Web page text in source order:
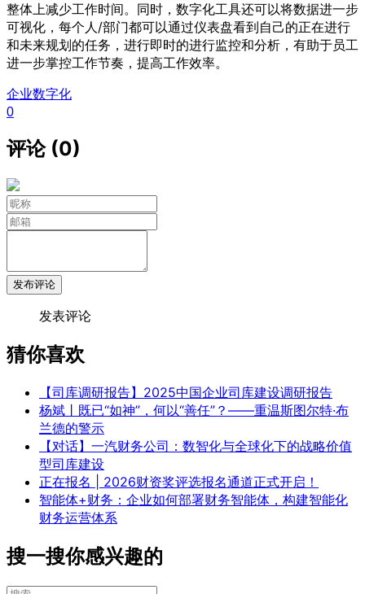
整体上减少工作时间。同时，数字化工具还可以将数据进一步
可视化，每个人/部门都可以通过仪表盘看到自己的正在进行
和未来规划的任务，进行即时的进行监控和分析，有助于员工
进一步掌控工作节奏，提高工作效率。
企业数字化
0
评论 (0)
发布评论
发表评论
猜你喜欢
【司库调研报告】2025中国企业司库建设调研报告
杨斌丨既已“如神”，何以“善任”？——重温斯图尔特·布
兰德的警示
【对话】一汽财务公司：数智化与全球化下的战略价值
型司库建设
正在报名 | 2026财资奖评选报名通道正式开启！
智能体+财务：企业如何部署财务智能体，构建智能化
财务运营体系
搜一搜你感兴趣的